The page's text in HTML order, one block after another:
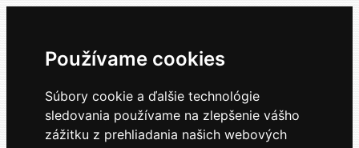
Používame cookies
Súbory cookie a ďalšie technológie
sledovania používame na zlepšenie vášho
zážitku z prehliadania našich webových